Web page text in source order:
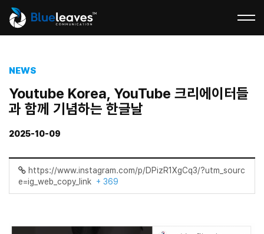
NEWS
Youtube Korea, YouTube 크리에이터들
과 함께 기념하는 한글날
2025-10-09
https://www.instagram.com/p/DPizR1XgCq3/?utm_sourc
e=ig_web_copy_link + 369